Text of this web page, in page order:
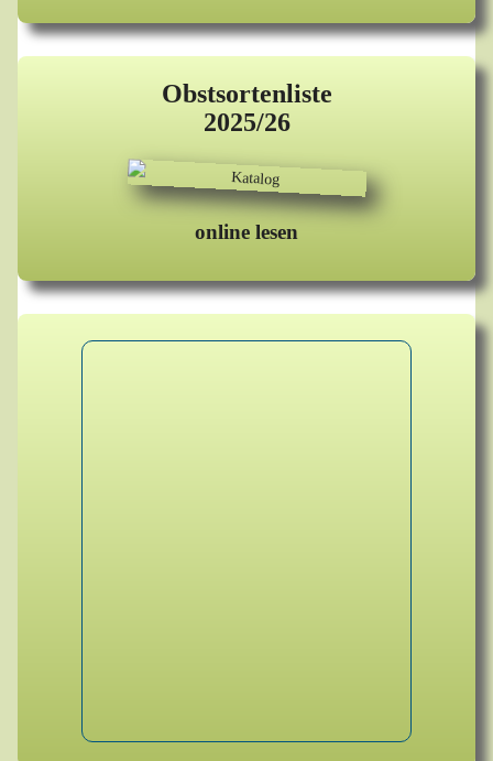
Obstsortenliste
2025/26
online lesen